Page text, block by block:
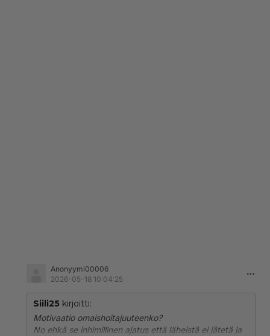
Anonyymi00006
2026-05-18 10:04:25
Siili25 kirjoitti:
Motivaatio omaishoitajuuteenko?
No ehkä se inhimillinen ajatus että läheistä ei jätetä ja